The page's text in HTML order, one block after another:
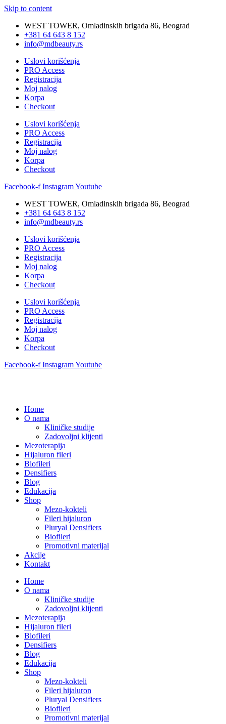
Skip to content
WEST TOWER, Omladinskih brigada 86, Beograd
+381 64 643 8 152
info@mdbeauty.rs
Uslovi korišćenja
PRO Access
Registracija
Moj nalog
Korpa
Checkout
Uslovi korišćenja
PRO Access
Registracija
Moj nalog
Korpa
Checkout
Facebook-f InstagramYoutube
WEST TOWER, Omladinskih brigada 86, Beograd
+381 64 643 8 152
info@mdbeauty.rs
Uslovi korišćenja
PRO Access
Registracija
Moj nalog
Korpa
Checkout
Uslovi korišćenja
PRO Access
Registracija
Moj nalog
Korpa
Checkout
Facebook-f InstagramYoutube
Home
O nama
Kliničke studije
Zadovoljni klijenti
Mezoterapija
Hijaluron fileri
Biofileri
Densifiers
Blog
Edukacija
Shop
Mezo-kokteli
Fileri hijaluron
Pluryal Densifiers
Biofileri
Promotivni materijal
Akcije
Kontakt
Home
O nama
Kliničke studije
Zadovoljni klijenti
Mezoterapija
Hijaluron fileri
Biofileri
Densifiers
Blog
Edukacija
Shop
Mezo-kokteli
Fileri hijaluron
Pluryal Densifiers
Biofileri
Promotivni materijal